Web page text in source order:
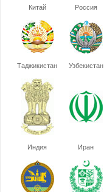
Китай Россия
Таджикистан Узбекистан
Индия Иран